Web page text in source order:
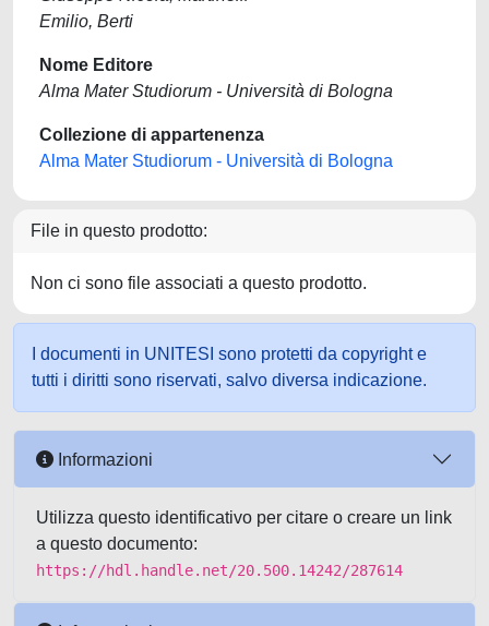
Emilio, Berti
Nome Editore
Alma Mater Studiorum - Università di Bologna
Collezione di appartenenza
Alma Mater Studiorum - Università di Bologna
File in questo prodotto:
Non ci sono file associati a questo prodotto.
I documenti in UNITESI sono protetti da copyright e
tutti i diritti sono riservati, salvo diversa indicazione.
Informazioni
Utilizza questo identificativo per citare o creare un link
a questo documento:
https://hdl.handle.net/20.500.14242/287614